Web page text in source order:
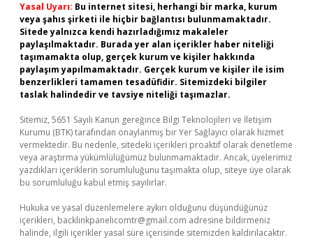
Yasal Uyarı: Bu internet sitesi, herhangi bir marka, kurum
veya şahıs şirketi ile hiçbir bağlantısı bulunmamaktadır.
Sitede yalnızca kendi hazırladığımız makaleler
paylaşılmaktadır. Burada yer alan içerikler haber niteliği
taşımamakta olup, gerçek kurum ve kişiler hakkında
paylaşım yapılmamaktadır. Gerçek kurum ve kişiler ile isim
benzerlikleri tamamen tesadüfidir. Sitemizdeki bilgiler
taslak halindedir ve tavsiye niteliği taşımazlar.
Sitemiz, 5651 Sayılı Kanun gereğince Bilgi Teknolojileri ve İletişim
Kurumu (BTK) tarafından onaylanmış bir Yer Sağlayıcı olarak hizmet
vermektedir. Bu nedenle, sitedeki içerikleri proaktif olarak denetleme
veya araştırma yükümlülüğümüz bulunmamaktadır. Ancak, üyelerimiz
yazdıkları içeriklerin sorumluluğunu taşımakta olup, siteye üye olarak
bu sorumluluğu kabul etmiş sayılırlar.
Hukuka ve yasal düzenlemelere aykırı olduğunu düşündüğünüz
içerikleri, backlinkpanelicomtr@gmail.com adresine bildirmeniz
halinde, ilgili içerikler yasal süre içerisinde sitemizden kaldırılacaktır.